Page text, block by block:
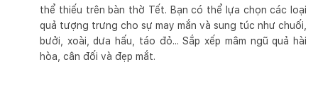
thể thiếu trên bàn thờ Tết. Bạn có thể lựa chọn các loại
quả tượng trưng cho sự may mắn và sung túc như chuối,
bưởi, xoài, dưa hấu, táo đỏ... Sắp xếp mâm ngũ quả hài
hòa, cân đối và đẹp mắt.